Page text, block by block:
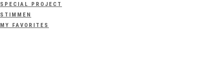
SPECIAL PROJECT
STIMMEN
MY FAVORITES